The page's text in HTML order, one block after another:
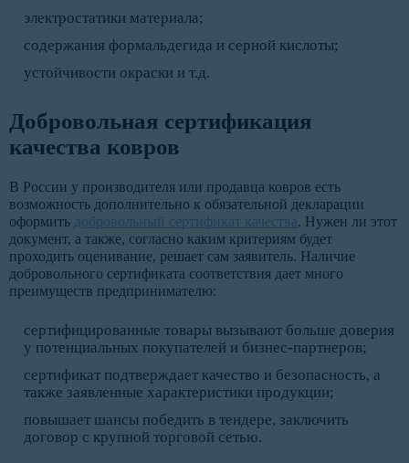
электростатики материала;
содержания формальдегида и серной кислоты;
устойчивости окраски и т.д.
Добровольная сертификация
качества ковров
В России у производителя или продавца ковров есть
возможность дополнительно к обязательной декларации
оформить добровольный сертификат качества. Нужен ли этот
документ, а также, согласно каким критериям будет
проходить оценивание, решает сам заявитель. Наличие
добровольного сертификата соответствия дает много
преимуществ предпринимателю:
сертифицированные товары вызывают больше доверия
у потенциальных покупателей и бизнес-партнеров;
сертификат подтверждает качество и безопасность, а
также заявленные характеристики продукции;
повышает шансы победить в тендере, заключить
договор с крупной торговой сетью.